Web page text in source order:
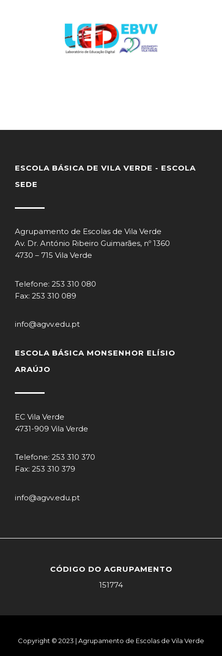
ESCOLA BÁSICA DE VILA VERDE - ESCOLA
SEDE
Agrupamento de Escolas de Vila Verde
Av. Dr. António Ribeiro Guimarães, nº 1360
4730 – 715 Vila Verde
Telefone: 253 310 080
Fax: 253 310 089
info@agvv.edu.pt
ESCOLA BÁSICA MONSENHOR ELÍSIO
ARAÚJO
EC Vila Verde
4731-909 Vila Verde
Telefone: 253 310 370
Fax: 253 310 379
info@agvv.edu.pt
CÓDIGO DO AGRUPAMENTO
151774
Copyright © 2023 | Agrupamento de Escolas de Vila Verde